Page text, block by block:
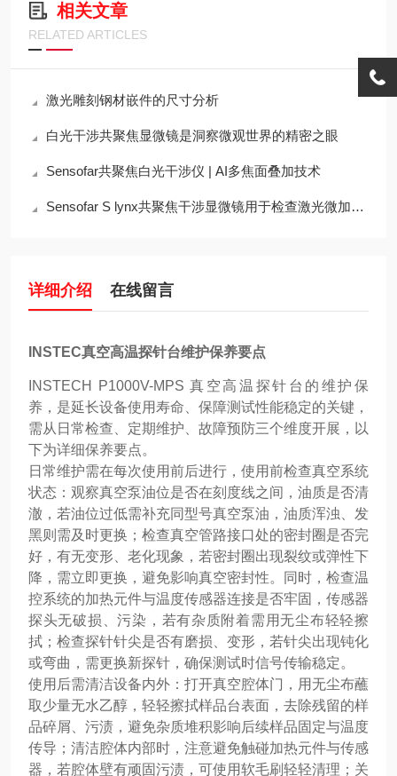
相关文章
RELATED ARTICLES
激光雕刻钢材嵌件的尺寸分析
白光干涉共聚焦显微镜是洞察微观世界的精密之眼
Sensofar共聚焦白光干涉仪 | AI多焦面叠加技术
Sensofar S lynx共聚焦干涉显微镜用于检查激光微加工表面的表面高度轮廓
详细介绍 在线留言
INSTEC真空高温探针台维护保养要点
INSTECH P1000V-MPS 真空高温探针台的维护保
养，是延长设备使用寿命、保障测试性能稳定的关键，
需从日常检查、定期维护、故障预防三个维度开展，以
下为详细保养要点。
日常维护需在每次使用前后进行，使用前检查真空系统
状态：观察真空泵油位是否在刻度线之间，油质是否清
澈，若油位过低需补充同型号真空泵油，油质浑浊、发
黑则需及时更换；检查真空管路接口处的密封圈是否完
好，有无变形、老化现象，若密封圈出现裂纹或弹性下
降，需立即更换，避免影响真空密封性。同时，检查温
控系统的加热元件与温度传感器连接是否牢固，传感器
探头无破损、污染，若有杂质附着需用无尘布轻轻擦
拭；检查探针针尖是否有磨损、变形，若针尖出现钝化
或弯曲，需更换新探针，确保测试时信号传输稳定。
使用后需清洁设备内外：打开真空腔体门，用无尘布蘸
取少量无水乙醇，轻轻擦拭样品台表面，去除残留的样
品碎屑、污渍，避免杂质堆积影响后续样品固定与温度
传导；清洁腔体内部时，注意避免触碰加热元件与传感
器，若腔体壁有顽固污渍，可使用软毛刷轻轻清理；关